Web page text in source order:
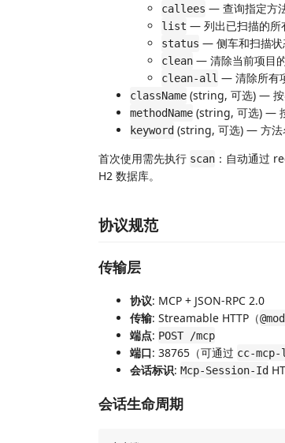
callees — 查询指定方
list — 列出已扫描的所
status — 侧车和扫描状
clean — 清除当前项目
clean-all — 清除所有
className (string, 可选) — 按
methodName (string, 可选) —
keyword (string, 可选) — 方法
首次使用需先执行 scan ：自动通过
H2 数据库。
协议规范
传输层
协议: MCP + JSON-RPC 2.0
传输: Streamable HTTP（
端点: POST /mcp
端口: 38765（可通过 cc-
会话标识: Mcp-Session-Id
会话生命周期